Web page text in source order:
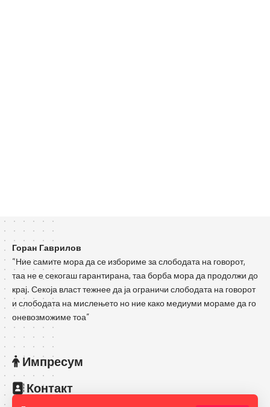
Горан Гаврилов
“Ние самите мора да се избориме за слободата на говорот,
таа не е секогаш гарантирана, таа борба мора да продолжи до
крај. Секоја власт тежнее да ја ограничи слободата на говорот
и слободата на мислењето но ние како медиуми мораме да го
оневозможиме тоа”
Импресум
Контакт